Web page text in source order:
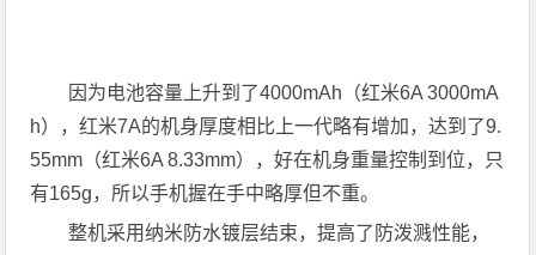
因为电池容量上升到了4000mAh（红米6A 3000mA
h），红米7A的机身厚度相比上一代略有增加，达到了9.
55mm（红米6A 8.33mm），好在机身重量控制到位，只
有165g，所以手机握在手中略厚但不重。
整机采用纳米防水镀层结束，提高了防泼溅性能，